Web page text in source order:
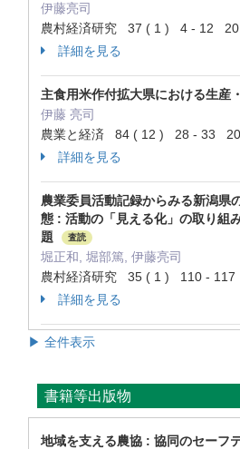
伊藤亮司
農村経済研究 37 ( 1 ) 4 - 12
詳細を見る
主食用米作付拡大県における生産
伊藤 亮司
農業と経済 84 ( 12 ) 28 - 33
詳細を見る
農業委員活動記録からみる新潟県
態 : 活動の「見える化」の取り組
題
査読
堀正和, 堀部篤, 伊藤亮司
農村経済研究 35 ( 1 ) 110 - 117
詳細を見る
▶ 全件表示
書籍等出版物
地域を支える農協 : 協同のセーフ